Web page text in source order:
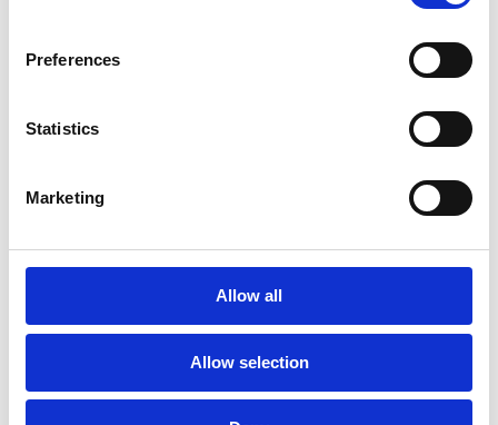
Preferences
Statistics
Marketing
Allow all
Allow selection
Control de versiones y
modificaciones